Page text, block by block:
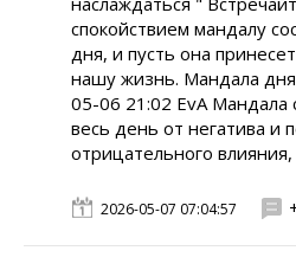
спокойствием мандалу
дня, и пусть она
нашу жизнь. Мандала
05-06 21:02 EvA Мандала
весь день от негатива и
отрицательного влияния,
2026-05-07 07:04:57